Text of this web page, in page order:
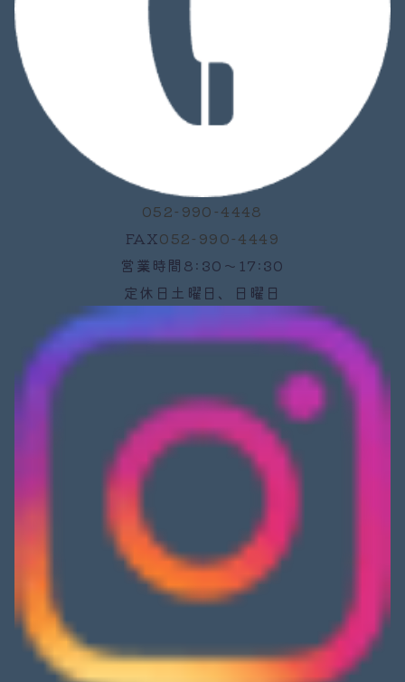
052-990-4448
FAX052-990-4449
営業時間 8:30～17:30
定休日 土曜日、日曜日